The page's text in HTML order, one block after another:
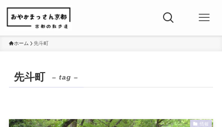
ホーム 先斗町
先斗町 – tag –
情報